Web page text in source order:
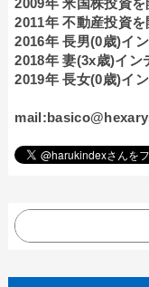
2009年 米国株投資を
2011年 不動産投資を
2016年 長男(0歳)イ
2018年 妻(3x歳)イン
2019年 長女(0歳)イ